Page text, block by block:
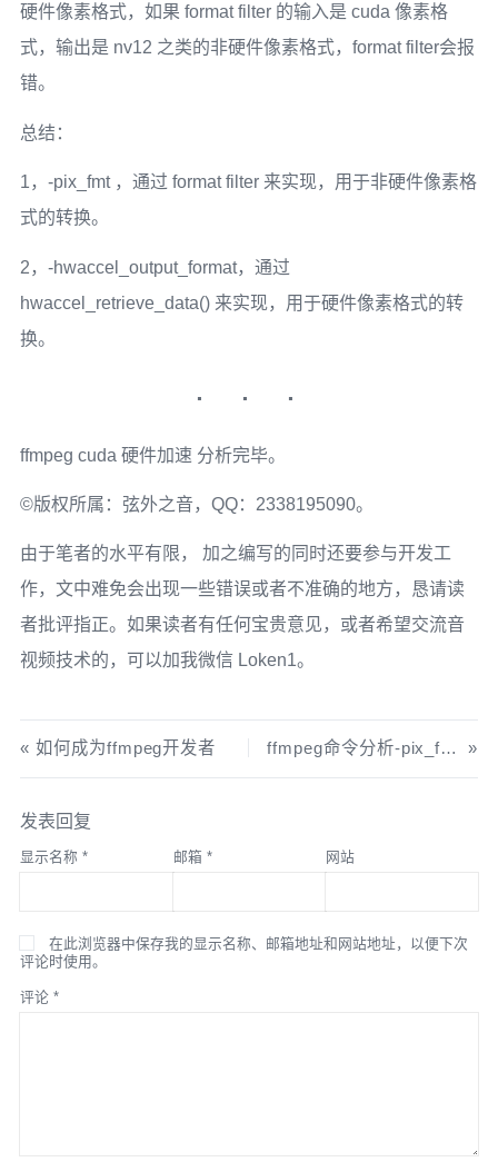
硬件像素格式，如果 format filter 的输入是 cuda 像素格
式，输出是 nv12 之类的非硬件像素格式，format filter会报
错。
总结：
1，-pix_fmt ，通过 format filter 来实现，用于非硬件像素格
式的转换。
2，-hwaccel_output_format，通过
hwaccel_retrieve_data() 来实现，用于硬件像素格式的转
换。
ffmpeg cuda 硬件加速 分析完毕。
©版权所属：弦外之音，QQ：2338195090。
由于笔者的水平有限， 加之编写的同时还要参与开发工
作，文中难免会出现一些错误或者不准确的地方，恳请读
者批评指正。如果读者有任何宝贵意见，或者希望交流音
视频技术的，可以加我微信 Loken1。
如何成为ffmpeg开发者 ffmpeg命令分析-pix_fmt
发表回复
显示名称 * 邮箱 * 网站
在此浏览器中保存我的显示名称、邮箱地址和网站地址，以便下次
评论时使用。
评论 *